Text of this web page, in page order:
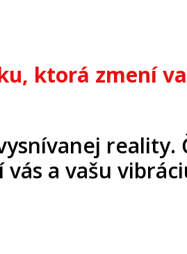
ktorá zmení
reality.
a vašu